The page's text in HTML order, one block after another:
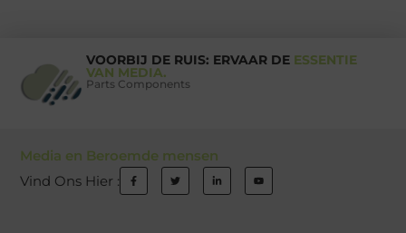
VOORBIJ DE RUIS: ERVAAR DE ESSENTIE
VAN MEDIA.
Parts Components
Media en Beroemde mensen
Vind Ons Hier :